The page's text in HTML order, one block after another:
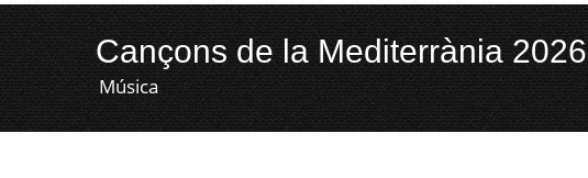
Cançons de la Mediterrània 2026
Música